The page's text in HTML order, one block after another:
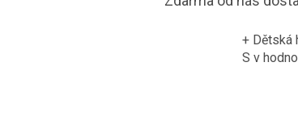
+ Dětská
S v